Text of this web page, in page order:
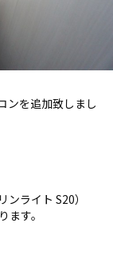
ンを追加致しまし
ライト S20）
す。